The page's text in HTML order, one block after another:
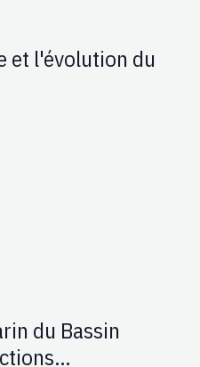
et l'évolution du
du Bassin